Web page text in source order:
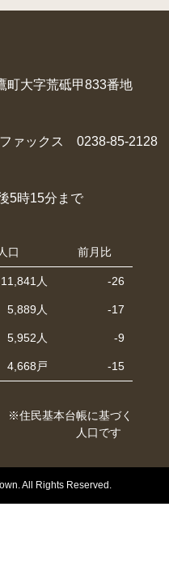
町大字荒砥甲833番地
ックス 0238-85-2128
5時15分まで
口 前月比
11,841人 -26
5,889人 -17
5,952人 -9
4,668戸 -15
住民基本台帳に基づく
人口です
All Rights Reserved.